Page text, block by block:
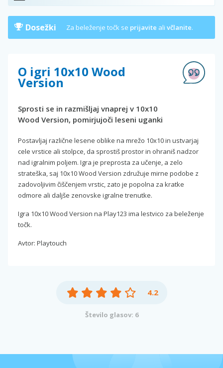
Dosežki Za beleženje točk se prijavite ali včlanite.
O igri 10x10 Wood
Version
Sprosti se in razmišljaj vnaprej v 10x10
Wood Version, pomirjujoči leseni uganki
Postavljaj različne lesene oblike na mrežo 10x10 in ustvarjaj
cele vrstice ali stolpce, da sprostiš prostor in ohraniš nadzor
nad igralnim poljem. Igra je preprosta za učenje, a zelo
strateška, saj 10x10 Wood Version združuje mirne podobe z
zadovoljivim čiščenjem vrstic, zato je popolna za kratke
odmore ali daljše zenovske igralne trenutke.
Igra 10x10 Wood Version na Play123 ima lestvico za beleženje
točk.
Avtor: Playtouch
4.2
Število glasov: 6